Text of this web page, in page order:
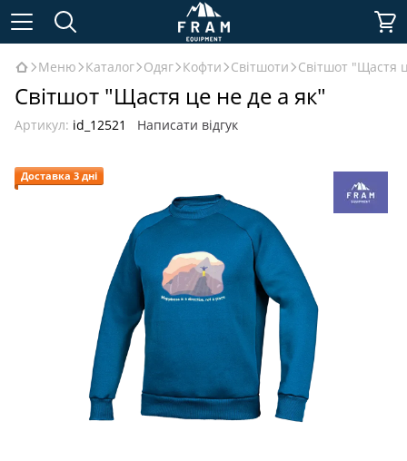
Меню Каталог Одяг Кофти Світшоти Світшот "Щастя
Світшот "Щастя це не де а як"
Артикул: id_12521 Написати відгук
Доставка 3 дні